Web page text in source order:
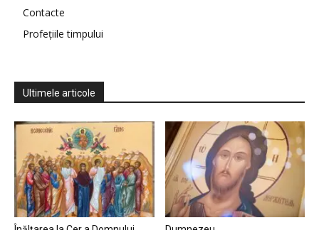
Contacte
Profețiile timpului
Ultimele articole